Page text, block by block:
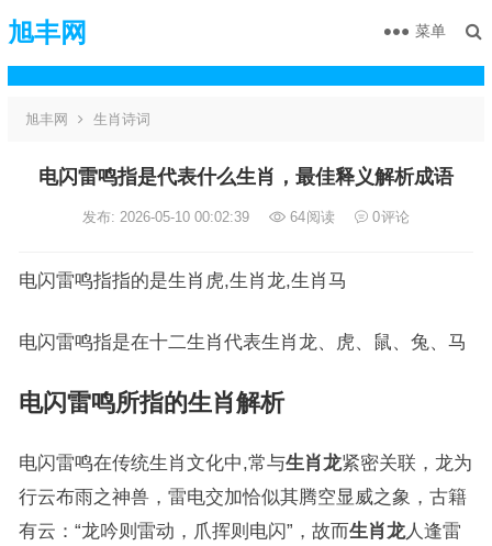
旭丰网 菜单
旭丰网 生肖诗词
电闪雷鸣指是代表什么生肖，最佳释义解析成语
发布: 2026-05-10 00:02:39 64阅读 0评论
电闪雷鸣指指的是生肖虎,生肖龙,生肖马
电闪雷鸣指是在十二生肖代表生肖龙、虎、鼠、兔、马
电闪雷鸣所指的生肖解析
电闪雷鸣在传统生肖文化中,常与生肖龙紧密关联，龙为
行云布雨之神兽，雷电交加恰似其腾空显威之象，古籍
有云：“龙吟则雷动，爪挥则电闪”，故而生肖龙人逢雷